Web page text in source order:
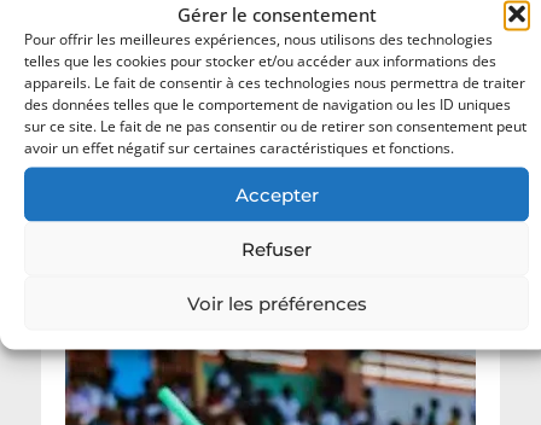
Gérer le consentement
Pour offrir les meilleures expériences, nous utilisons des technologies
telles que les cookies pour stocker et/ou accéder aux informations des
appareils. Le fait de consentir à ces technologies nous permettra de traiter
des données telles que le comportement de navigation ou les ID uniques
sur ce site. Le fait de ne pas consentir ou de retirer son consentement peut
avoir un effet négatif sur certaines caractéristiques et fonctions.
Accepter
Refuser
Voir les préférences
Vos données ne seront pas diffusées !
Consultez notrepolitique de confidentialité
pour plus d’informations.
Dernières actualités